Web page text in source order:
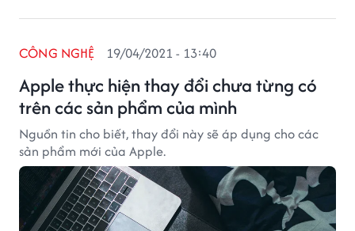
Apple thực hiện thay đổi chưa từng có
trên các sản phẩm của mình
CÔNG NGHỆ 19/04/2021 - 13:40
Nguồn tin cho biết, thay đổi này sẽ áp dụng cho các
sản phẩm mới của Apple.